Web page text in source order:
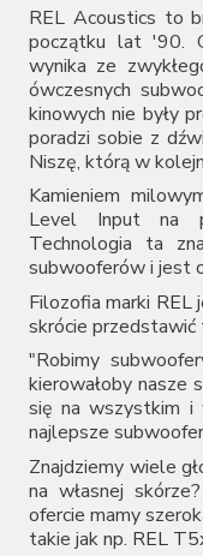
Heco
JBL
KEF
Klipsch
Leak
Lyngdorf
Magnat
Martin Logan
MoFi
Monitor Audio
Musical Fidelity
Opera Loudspeakers
Paradigm
Phonar
PMC
Polk Audio
Pro-Ject
Q Acoustics
Quadral
Rega
Revel
REL Acoustics to
początku lat '90.
wynika ze
ówczesnych
kinowych nie były
poradzi sobie z
Niszę, którą w
Kamieniem
Level Input na
Technologia ta
subwooferów i jest
Filozofia marki REL
skrócie przedstawić
"Robimy
kierowałoby nasze
się na wszystkim i
najlepsze
Znajdziemy wiele
na własnej
ofercie mamy
takie jak np. REL